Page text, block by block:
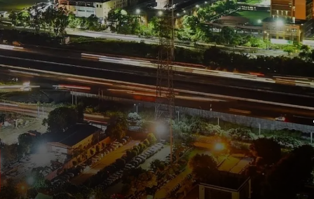
नोएडा में निवेश का नया जोश
नोएडा बना नया हॉटस्पॉट, बढ़ रही है डिमांड. नोएडा
जैसे शहरों में लोगों की दिलचस्पी तेजी से बढ़ रही है.